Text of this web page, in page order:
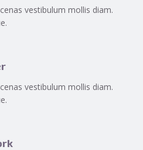
vestibulum mollis diam.
vestibulum mollis diam.